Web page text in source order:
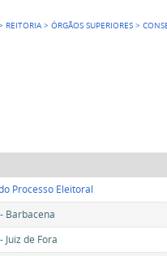
REITORIA >ÓRGÃOS SUPERIORES >
Processo Eleitoral
Barbacena
de Fora